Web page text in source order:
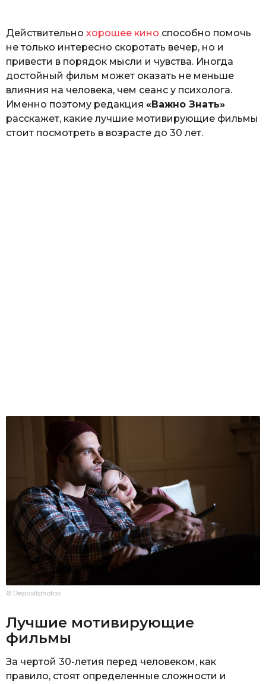
Действительно хорошее кино способно помочь
не только интересно скоротать вечер, но и
привести в порядок мысли и чувства. Иногда
достойный фильм может оказать не меньше
влияния на человека, чем сеанс у психолога.
Именно поэтому редакция «Важно Знать»
расскажет, какие лучшие мотивирующие фильмы
стоит посмотреть в возрасте до 30 лет.
© Depositphotos
Лучшие мотивирующие
фильмы
За чертой 30-летия перед человеком, как
правило, стоят определенные сложности и